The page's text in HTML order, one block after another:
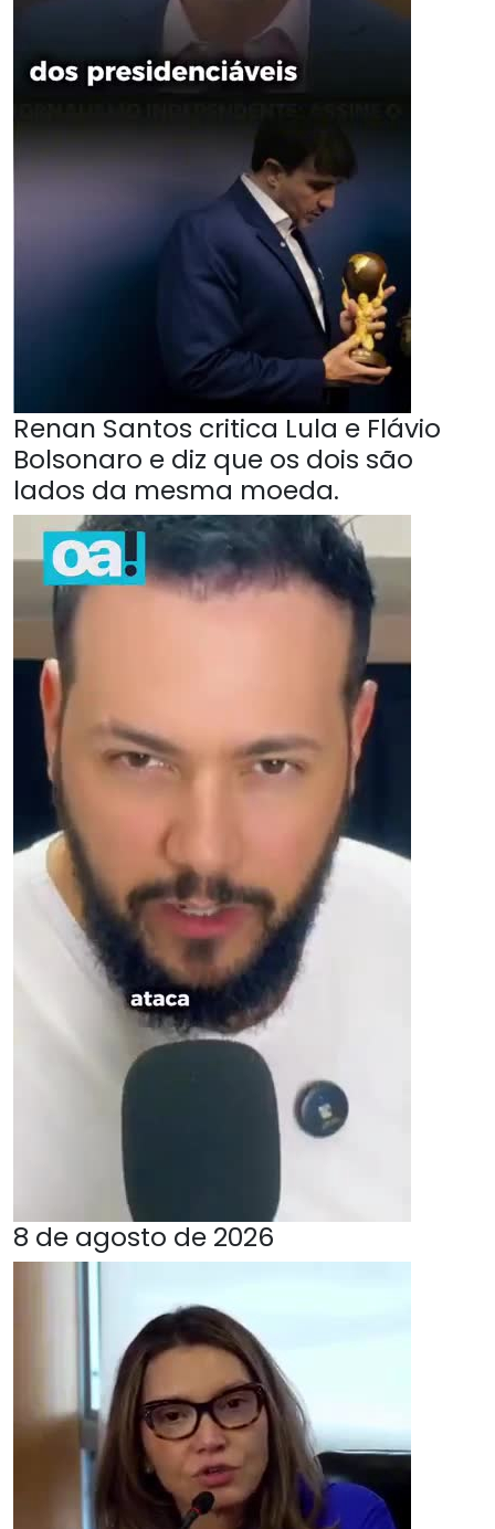
Renan Santos critica Lula e Flávio
Bolsonaro e diz que os dois são
lados da mesma moeda.
8 de agosto de 2026